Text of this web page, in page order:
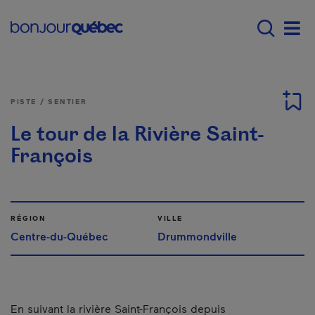
Main navigation -
PISTE / SENTIER
Le tour de la Rivière Saint-
François
RÉGION
Centre-du-Québec
VILLE
Drummondville
En suivant la rivière Saint-François depuis